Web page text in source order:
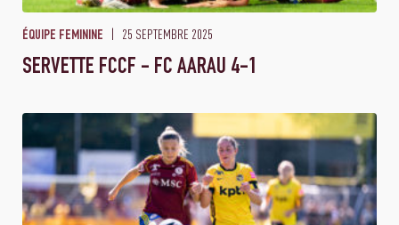
ÉQUIPE FEMININE 25 SEPTEMBRE 2025
SERVETTE FCCF - FC AARAU 4-1